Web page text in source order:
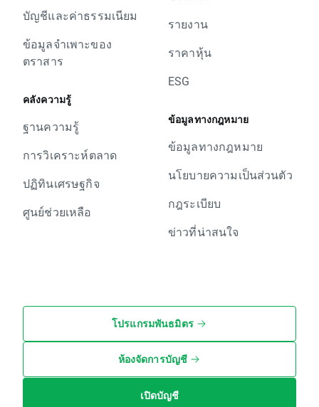
บัญชีและค่าธรรมเนียม
ข้อมูลจำเพาะของ
ตราสาร
คลังความรู้
ฐานความรู้
การวิเคราะห์ตลาด
ปฏิทินเศรษฐกิจ
ศูนย์ช่วยเหลือ
รายงาน
ราคาหุ้น
ESG
ข้อมูลทางกฎหมาย
ข้อมูลทางกฎหมาย
นโยบายความเป็นส่วนตัว
กฎระเบียบ
ข่าวที่น่าสนใจ
โปรแกรมพันธมิตร
ห้องจัดการบัญชี
เปิดบัญชี